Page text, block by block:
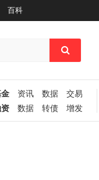
百科
资讯 数据
交易
数据 转债 增发